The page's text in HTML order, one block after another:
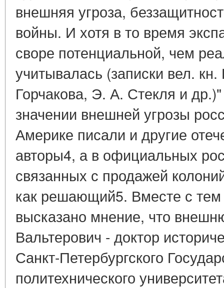
внешняя угроза,
войны. И хотя в то время
своре потенциальной, чем
учитывалась (записки вел.
Горчакова, Э. А. Стекля и
значении внешней угрозы
Америке писали и другие
авторы4, а в официальных
связанных с продажей
как решающий5. Вместе с
высказано мнение, что
Вальтерович - доктор
Санкт-Петербургского
политехнического